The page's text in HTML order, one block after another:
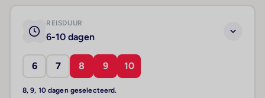
REISDUUR
6-10 dagen
6 7 8 9 10
8, 9, 10 dagen geselecteerd.